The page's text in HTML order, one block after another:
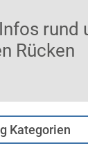
rund
Rücken
Kategorien